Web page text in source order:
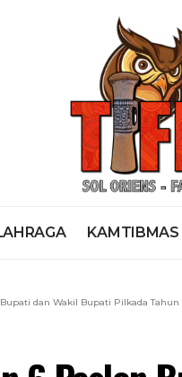
KAMTIBMAS
dan Wakil Bupati Pilkada Tahun